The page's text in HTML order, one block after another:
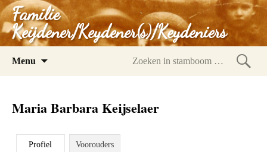
Familie
Keijdener/Keydener(s)/Keydeniers
Menu
Maria Barbara Keijselaer
Profiel Voorouders